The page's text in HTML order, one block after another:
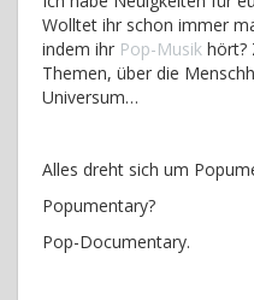
Wolltet ihr schon immer
indem ihr Pop-Musik hört?
Themen, über die
Universum…
Alles dreht sich um
Popumentary?
Pop-Documentary.